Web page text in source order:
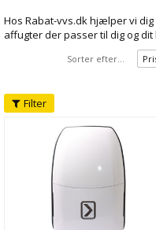
Hos Rabat-vvs.dk hjælper vi
affugter der passer til dig og dit
Sorter efter...
Filter